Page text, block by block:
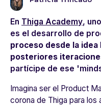
En Thiga Academy,
es el desarrollo de
proceso desde la idea
posteriores
partícipe de ese
Imagina ser el Product
corona de Thiga para los